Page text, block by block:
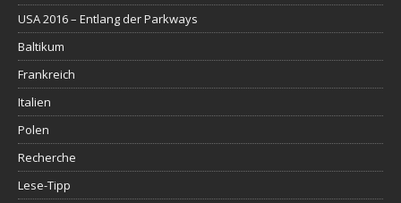
USA 2016 – Entlang der Parkways
Baltikum
Frankreich
Italien
Polen
Recherche
Lese-Tipp